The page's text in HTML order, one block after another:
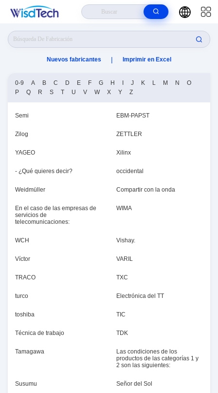
Hogar
Nuevos fabricantes | Imprimir en Excel
0-9 A B C D E F G H J K L M N
O
P
Q R S T U V W X Y Z
Semi EBM-PAPST
Zilog ZETTLER
YAGEO Xilinx
- ¿Qué quieres decir? occidental
Weidmüller Compartir con la onda
En el caso de las empresas de
servicios de
telecomunicaciones:
WIMA
WCH Vishay.
Víctor VARIL
TRACO TXC
turco Electrónica del TT
toshiba TIC
Técnica de trabajo TDK
Tamagawa
Las condiciones de los
productos de las categorías 1 y
2 son las siguientes:
Susumu Señor del Sol